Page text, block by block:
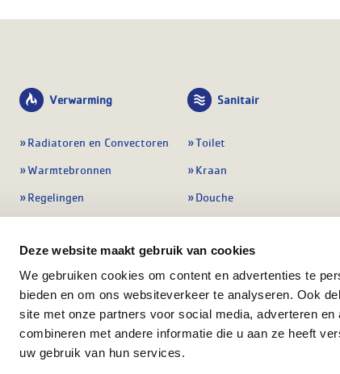
Deze website maakt gebruik van cookies
We gebruiken cookies om content en advertenties te
bieden en om ons websiteverkeer te analyseren. Ook
site met onze partners voor social media, adverteren
combineren met andere informatie die u aan ze heeft
uw gebruik van hun services.
Verwarming
Radiatoren en Convectoren
Warmtebronnen
Regelingen
Leidingwerk
Warmwatertoestellen
Alle verwarming
Sanitair
Toilet
Kraan
Douche
Badmeubel
Afvoeren
Alle sanitair